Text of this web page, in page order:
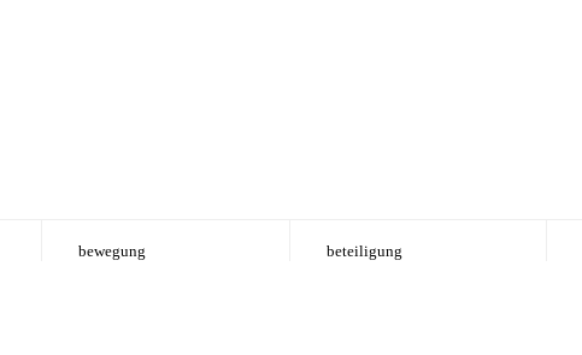
bewegung beteiligung